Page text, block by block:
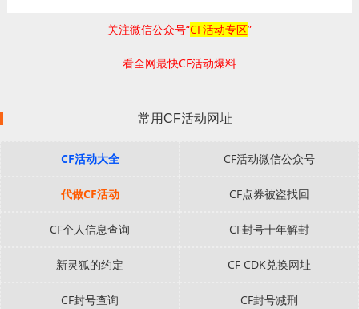
关注微信公众号“CF活动专区”
看全网最快CF活动爆料
常用CF活动网址
CF活动大全 CF活动微信公众号
代做CF活动 CF点券被盗找回
CF个人信息查询 CF封号十年解封
新灵狐的约定 CF CDK兑换网址
CF封号查询 CF封号减刑